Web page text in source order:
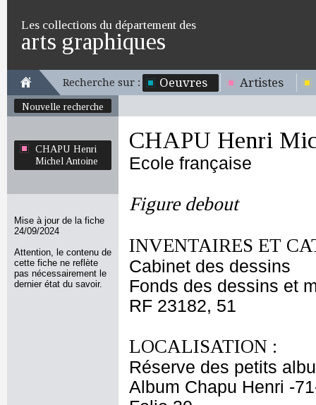
Les collections du département des
arts graphiques
Recherche sur : Oeuvres Artistes
Nouvelle recherche
CHAPU Henri
Michel Antoine
Mise à jour de la fiche
24/09/2024
Attention, le contenu de
cette fiche ne reflète
pas nécessairement le
dernier état du savoir.
CHAPU Henri
Ecole française
Figure debout
INVENTAIRES ET
Cabinet des dessins
Fonds des dessins et
RF 23182, 51
LOCALISATION :
Réserve des petits
Album Chapu Henri -